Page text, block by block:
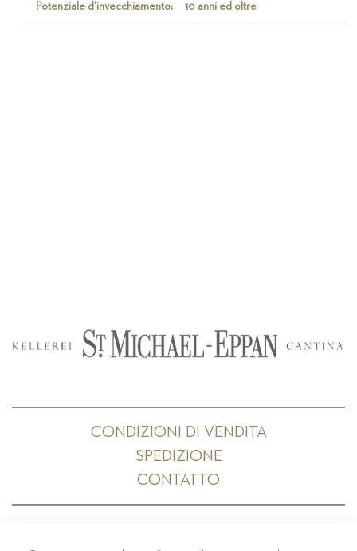
Potenziale d'invecchiamento: 10 anni ed oltre
CONDIZIONI DI VENDITA
SPEDIZIONE
CONTATTO